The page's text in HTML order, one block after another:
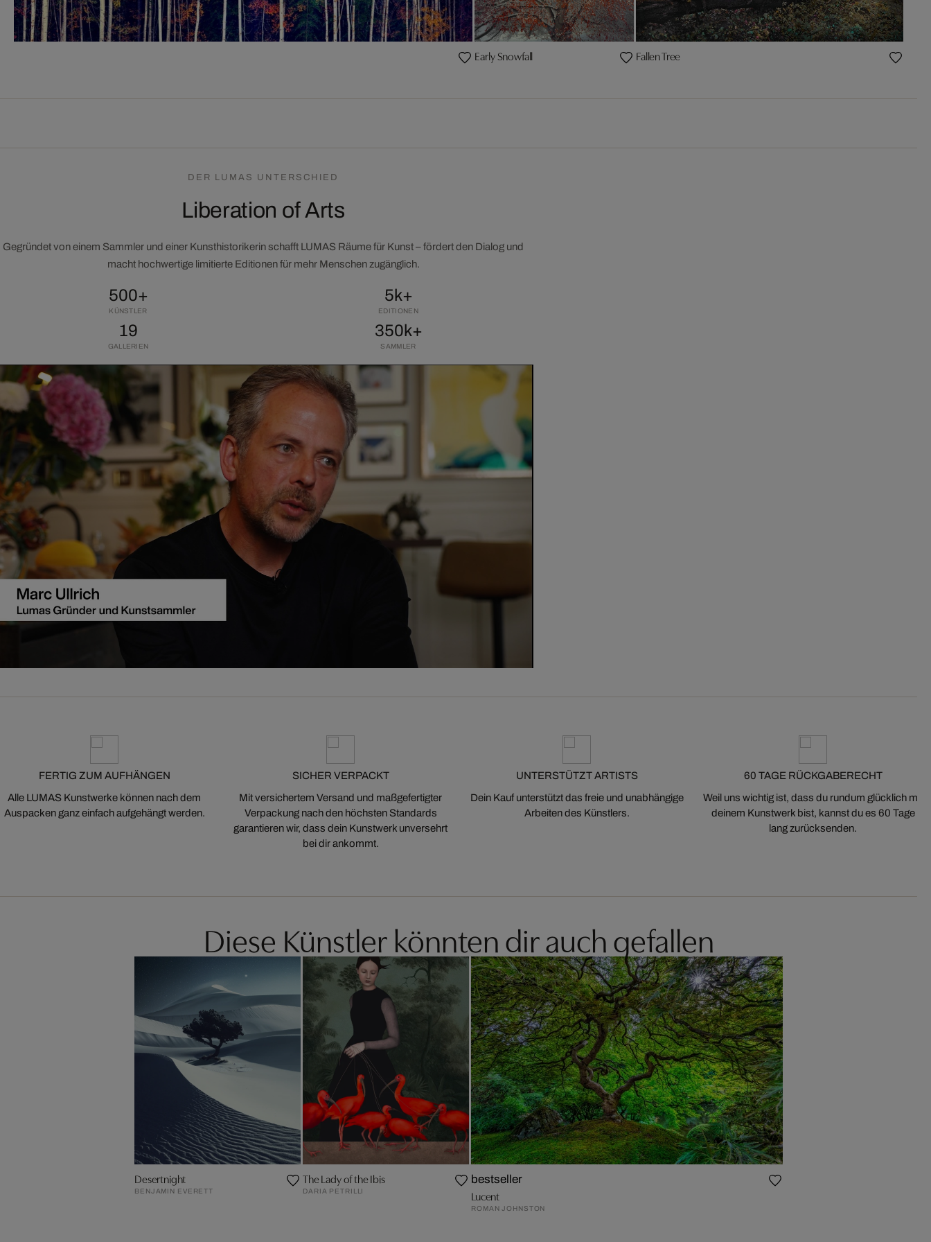
Early Snowfall Fallen Tree
DER LUMAS UNTERSCHIED
Liberation of Arts
Gegründet von einem Sammler und einer Kunsthistorikerin schafft LUMAS Räume für Kunst – fördert den Dialog und
macht hochwertige limitierte Editionen für mehr Menschen zugänglich.
500+
KÜNSTLER
5k+
EDITIONEN
19
GALLERIEN
350k+
SAMMLER
FERTIG ZUM AUFHÄNGEN
Alle LUMAS Kunstwerke können nach dem
Auspacken ganz einfach aufgehängt werden.
SICHER VERPACKT
Mit versichertem Versand und maßgefertigter
Verpackung nach den höchsten Standards
garantieren wir, dass dein Kunstwerk unversehrt
bei dir ankommt.
UNTERSTÜTZT ARTISTS
Dein Kauf unterstützt das freie und unabhängige
Arbeiten des Künstlers.
60 TAGE RÜCKGABERECHT
Weil uns wichtig ist, dass du rundum glücklich mit
deinem Kunstwerk bist, kannst du es 60 Tage
lang zurücksenden.
Diese Künstler könnten dir auch gefallen
Desertnight
BENJAMIN EVERETT
The Lady of the Ibis
DARIA PETRILLI
bestseller
Lucent
ROMAN JOHNSTON